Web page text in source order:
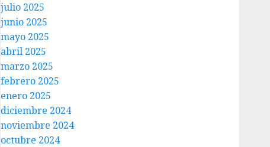
julio 2025
junio 2025
mayo 2025
abril 2025
marzo 2025
febrero 2025
enero 2025
diciembre 2024
noviembre 2024
octubre 2024